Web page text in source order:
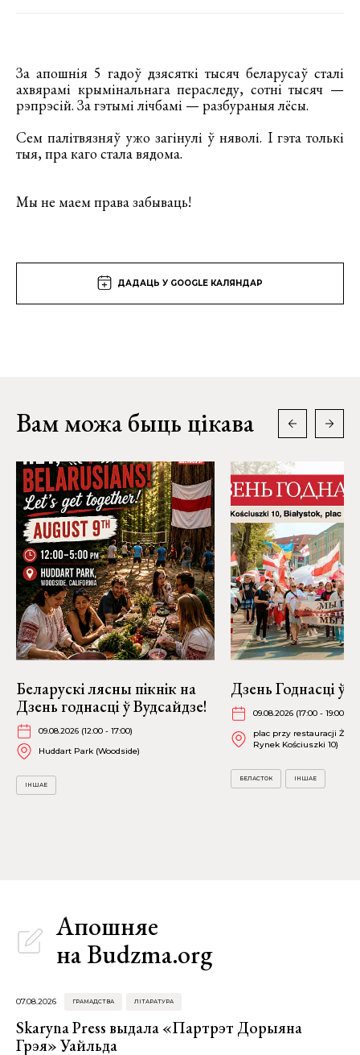
За апошнія 5 гадоў дзясяткі тысяч беларусаў сталі
ахвярамі крымінальнага пераследу, сотні тысяч —
рэпрэсій. За гэтымі лічбамі — разбураныя лёсы.
Сем палітвязняў ужо загінулі ў няволі. І гэта толькі
тыя, пра каго стала вядома.
Мы не маем права забываць!
ДАДАЦЬ У GOOGLE КАЛЯНДАР
Вам можа быць цікава
Беларускі лясны пікнік на
Дзень годнасці ў Вудсайдзе!
09.08.2026 (12:00 - 17:00)
Huddart Park (Woodside)
ІНШАЕ
Дзень Годнасці ў
09.08.2026 (17:00 - 19:00)
plac przy restauracji
Rynek Kościuszki 10)
БЕЛАСТОК ІНШАЕ
Апошняе
на Budzma.org
07.08.2026 ГРАМАДСТВА ЛІТАРАТУРА
Skaryna Press выдала «Партрэт Дорыяна
Грэя» Уайльда